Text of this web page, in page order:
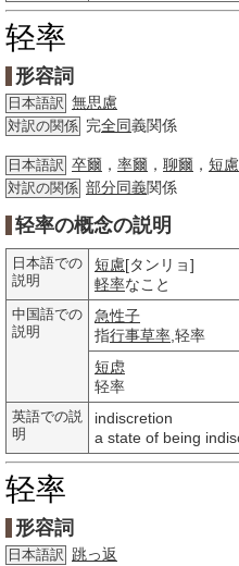
轻率
形容詞
日本語訳 無思慮
対訳の関係 完全同義関係
日本語訳 卒爾 ， 率爾 ， 聊爾 ， 短慮
対訳の関係 部分同義関係
轻率の概念の説明
日本語での
説明
短慮[タンリョ]
軽率なこと
中国語での
説明
急性子
指行事草率 ,轻率
短虑
轻率
英語での説
明
indiscretion
a state of being
轻率
形容詞
日本語訳 跳っ返